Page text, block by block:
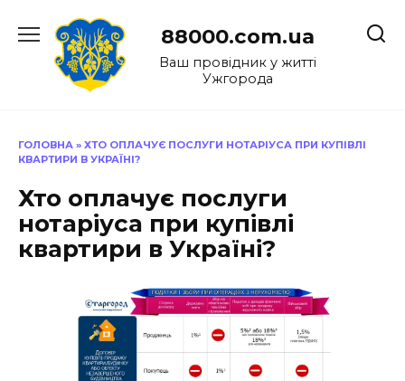
до
88000.com.ua
Ваш провідник у житті
Ужгорода
ГОЛОВНА » ХТО ОПЛАЧУЄ ПОСЛУГИ НОТАРІУСА ПРИ КУПІВЛІ
КВАРТИРИ В УКРАЇНІ?
Хто оплачує послуги
нотаріуса при купівлі
квартири в Україні?